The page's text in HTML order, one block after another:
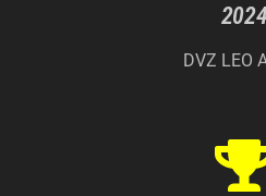
DVZ LEO